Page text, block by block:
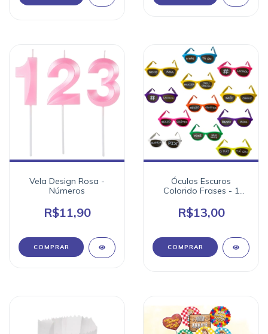
Vela Design Rosa -
Números
R$11,90
COMPRAR
Óculos Escuros
Colorido Frases - 1
R$13,00